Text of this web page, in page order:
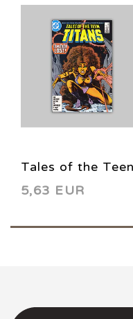
Tales of the Teen
Titans 77 1987
5,63 EUR